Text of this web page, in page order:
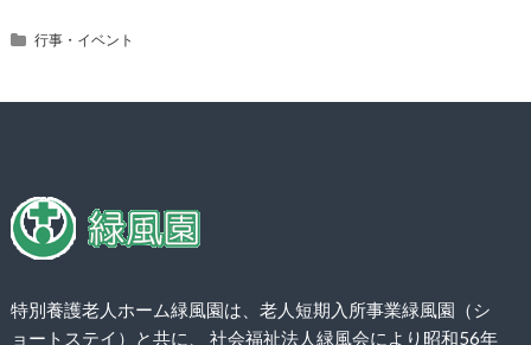
行事・イベント
特別養護老人ホーム緑風園は、老人短期入所事業緑風園（シ
ョートステイ）と共に、 社会福祉法人緑風会により昭和56年